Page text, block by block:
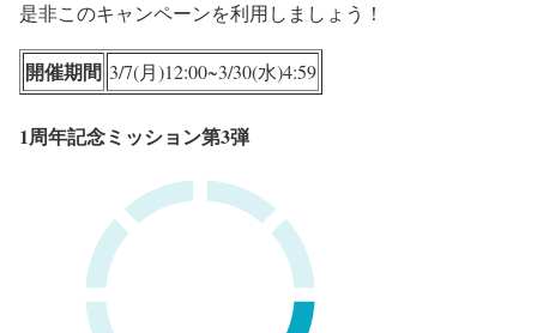
是非このキャンペーンを利用しましょう！
開催期間 3/7(月)12:00~3/30(水)4:59
1周年記念ミッション第3弾